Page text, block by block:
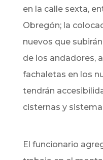
en la calle sexta,
Obregón; la
nuevos que
de los andadores,
fachaletas en los
tendrán
cisternas y
El funcionario